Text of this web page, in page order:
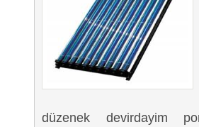
düzenek devirdayim